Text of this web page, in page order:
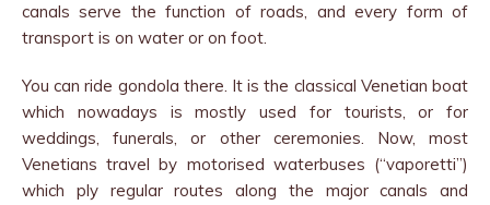
canals serve the function of roads, and every form of
transport is on water or on foot.
You can ride gondola there. It is the classical Venetian boat
which nowadays is mostly used for tourists, or for
weddings, funerals, or other ceremonies. Now, most
Venetians travel by motorised waterbuses (“vaporetti”)
which ply regular routes along the major canals and